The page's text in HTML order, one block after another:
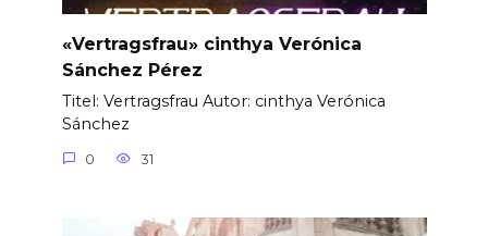
«Vertragsfrau» cinthya Verónica
Sánchez Pérez
Titel: Vertragsfrau Autor: cinthya Verónica
Sánchez
0 31